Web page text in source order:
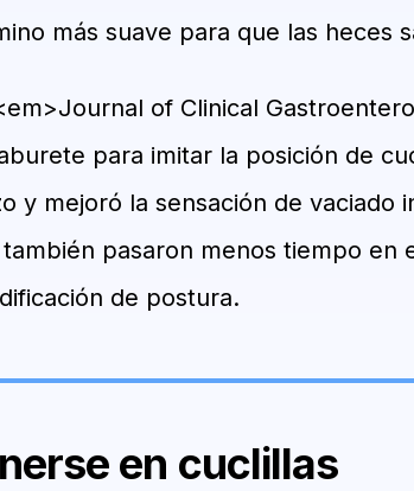
más suave para que las heces
of Clinical
para imitar la posición de
y mejoró la sensación de vaciado
pasaron menos tiempo en
de postura.
en cuclillas